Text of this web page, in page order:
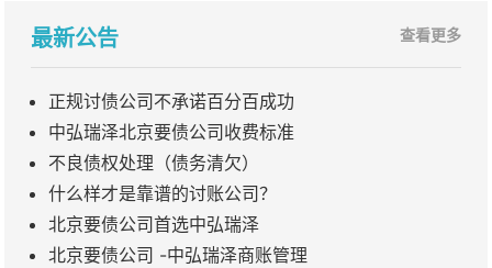
最新公告 查看更多
正规讨债公司不承诺百分百成功
中弘瑞泽北京要债公司收费标准
不良债权处理（债务清欠）
什么样才是靠谱的讨账公司？
北京要债公司首选中弘瑞泽
北京要债公司 -中弘瑞泽商账管理